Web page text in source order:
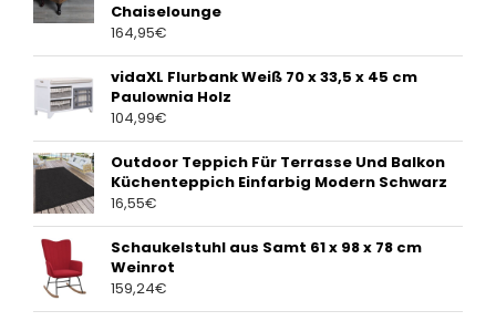
Chaiselounge
164,95€
vidaXL Flurbank Weiß 70 x 33,5 x 45 cm
Paulownia Holz
104,99€
Outdoor Teppich Für Terrasse Und Balkon
Küchenteppich Einfarbig Modern Schwarz
16,55€
Schaukelstuhl aus Samt 61 x 98 x 78 cm
Weinrot
159,24€